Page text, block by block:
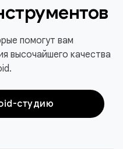
помогут вам
высочайшего качества
студию